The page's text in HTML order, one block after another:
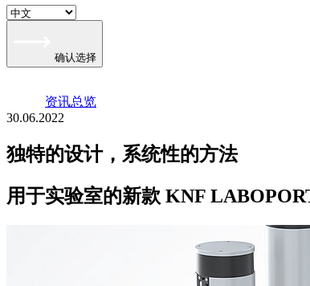
确认选择
资讯总览
30.06.2022
独特的设计，系统性的方法
用于实验室的新款 KNF